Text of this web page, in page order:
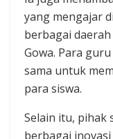
yang mengajar
berbagai
Gowa. Para
sama untuk
para siswa.
Selain itu, pihak
berbagai